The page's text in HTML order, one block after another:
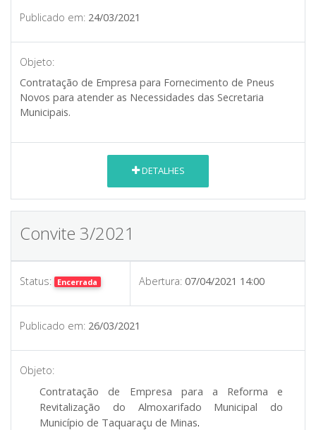
Publicado em: 24/03/2021
Objeto:
Contratação de Empresa para Fornecimento de Pneus
Novos para atender as Necessidades das Secretaria
Municipais.
DETALHES
Convite 3/2021
Status: Encerrada Abertura: 07/04/2021 14:00
Publicado em: 26/03/2021
Objeto:
Contratação de Empresa para a Reforma e
Revitalização do Almoxarifado Municipal do
Município de Taquaraçu de Minas.